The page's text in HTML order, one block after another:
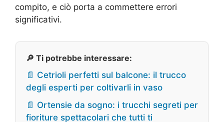
compito, e ciò porta a commettere errori
significativi.
🔎 Ti potrebbe interessare:
📄 Cetrioli perfetti sul balcone: il trucco
degli esperti per coltivarli in vaso
📄 Ortensie da sogno: i trucchi segreti per
fioriture spettacolari che tutti ti